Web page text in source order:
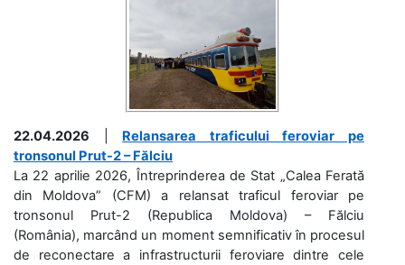
22.04.2026
Relansarea traficului feroviar pe
tronsonul Prut-2 – Fălciu
La 22 aprilie 2026, Întreprinderea de Stat „Calea Ferată
din Moldova” (CFM) a relansat traficul feroviar pe
tronsonul Prut-2 (Republica Moldova) – Fălciu
(România), marcând un moment semnificativ în procesul
de reconectare a infrastructurii feroviare dintre cele